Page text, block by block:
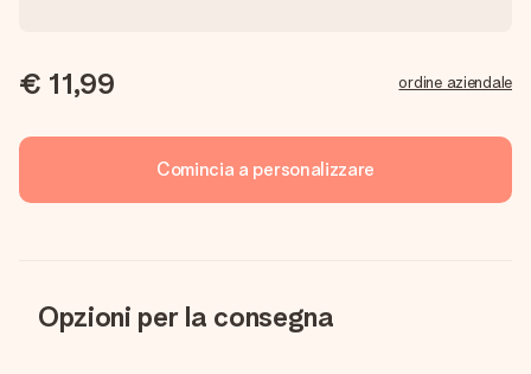
€ 11,99 ordine aziendale
Comincia a personalizzare
Opzioni per la consegna